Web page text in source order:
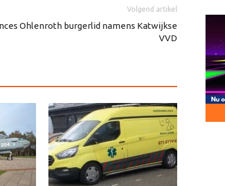
Volgend artikel
Ohlenroth burgerlid namens Katwijkse
VVD